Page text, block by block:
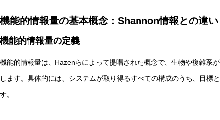
機能的情報量の基本概念：Shannon情報との違い
機能的情報量の定義
機能的情報量は、Hazenらによって提唱された概念で、生物や複雑系
します。具体的には、システムが取り得るすべての構成のうち、目標
す。